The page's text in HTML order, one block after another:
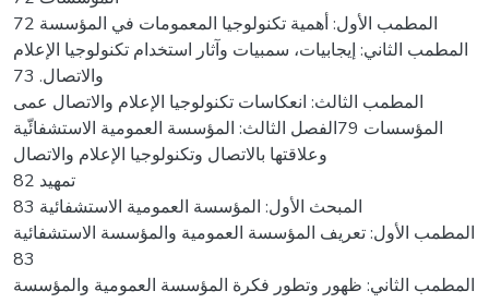
المطمب الأول: أهمية تكنولوجيا المعمومات في المؤسسة 72
المطمب الثاني: إيجابيات، سمبيات وآثار استخدام تكنولوجيا الإعلام
والاتصال. 73
المطمب الثالث: انعكاسات تكنولوجيا الإعلام والاتصال عمى
المؤسسات 79الفصل الثالث: المؤسسة العمومية الاستشفائّية
وعلاقتها بالاتصال وتكنولوجيا الإعلام والاتصال
تمهيد 82
المبحث الأول: المؤسسة العمومية الاستشفائية 83
المطمب الأول: تعريف المؤسسة العمومية والمؤسسة الاستشفائية
83
المطمب الثاني: ظهور وتطور فكرة المؤسسة العمومية والمؤسسة